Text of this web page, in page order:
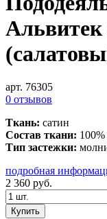
Альвитек
арт. 76305
0 отзывов
Ткань: сатин
Состав ткани:
Тип застежки:
подробная
2 360 руб.
Купить